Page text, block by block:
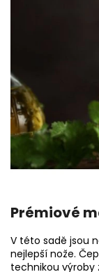
Prémiové
V této sadě jsou
nejlepší nože.
technikou výroby